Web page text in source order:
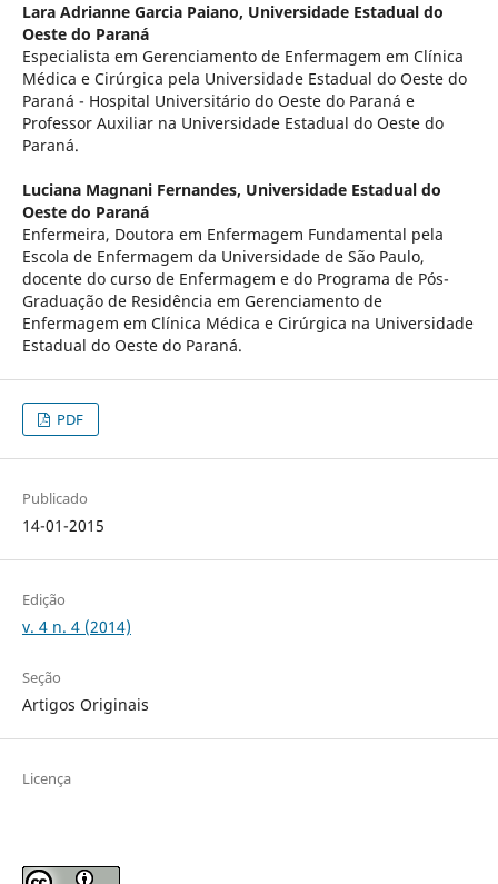
Lara Adrianne Garcia Paiano, Universidade Estadual do
Oeste do Paraná
Especialista em Gerenciamento de Enfermagem em Clínica
Médica e Cirúrgica pela Universidade Estadual do Oeste do
Paraná - Hospital Universitário do Oeste do Paraná e
Professor Auxiliar na Universidade Estadual do Oeste do
Paraná.
Luciana Magnani Fernandes, Universidade Estadual do
Oeste do Paraná
Enfermeira, Doutora em Enfermagem Fundamental pela
Escola de Enfermagem da Universidade de São Paulo,
docente do curso de Enfermagem e do Programa de Pós-
Graduação de Residência em Gerenciamento de
Enfermagem em Clínica Médica e Cirúrgica na Universidade
Estadual do Oeste do Paraná.
PDF
Publicado
14-01-2015
Edição
v. 4 n. 4 (2014)
Seção
Artigos Originais
Licença